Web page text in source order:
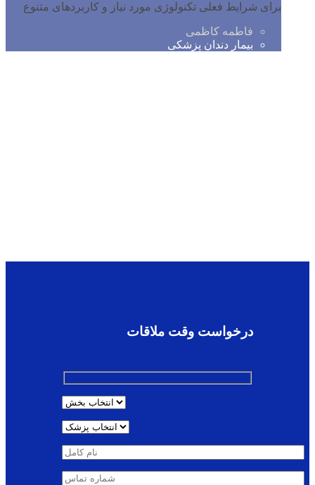
برای شرایط فعلی تکنولوژی مورد نیاز و کاربردهای متنوع
فاطمه کاظمی
بیمار دندان پزشکی
درخواست وقت ملاقات